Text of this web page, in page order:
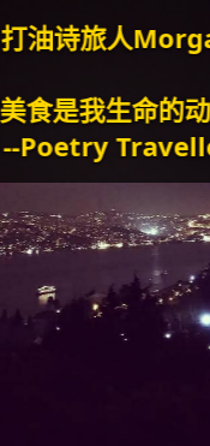
旅人Morgan
生命的动力泉
Traveller